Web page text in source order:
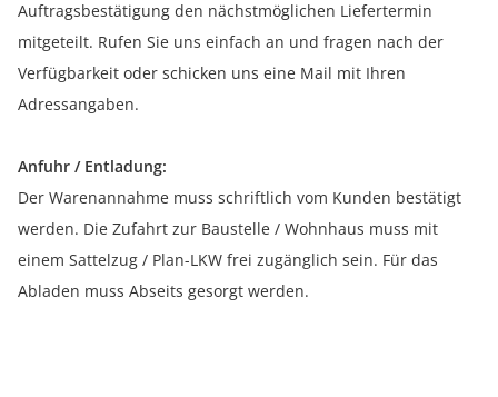
Auftragsbestätigung den nächstmöglichen Liefertermin
mitgeteilt. Rufen Sie uns einfach an und fragen nach der
Verfügbarkeit oder schicken uns eine Mail mit Ihren
Adressangaben.
Anfuhr / Entladung:
Der Warenannahme muss schriftlich vom Kunden bestätigt
werden. Die Zufahrt zur Baustelle / Wohnhaus muss mit
einem Sattelzug / Plan-LKW frei zugänglich sein. Für das
Abladen muss Abseits gesorgt werden.